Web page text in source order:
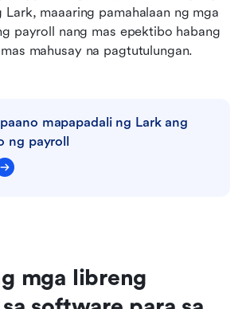
Lark, maaaring pamahalaan ng mga
payroll nang mas epektibo habang
mahusay na pagtutulungan.
mapapadali ng Lark ang
ng payroll
mga libreng